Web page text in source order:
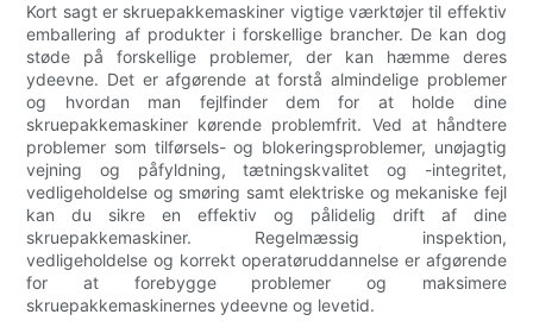
Kort sagt er skruepakkemaskiner vigtige værktøjer til effektiv
emballering af produkter i forskellige brancher. De kan dog
støde på forskellige problemer, der kan hæmme deres
ydeevne. Det er afgørende at forstå almindelige problemer
og hvordan man fejlfinder dem for at holde dine
skruepakkemaskiner kørende problemfrit. Ved at håndtere
problemer som tilførsels- og blokeringsproblemer, unøjagtig
vejning og påfyldning, tætningskvalitet og -integritet,
vedligeholdelse og smøring samt elektriske og mekaniske fejl
kan du sikre en effektiv og pålidelig drift af dine
skruepakkemaskiner. Regelmæssig inspektion,
vedligeholdelse og korrekt operatøruddannelse er afgørende
for at forebygge problemer og maksimere
skruepakkemaskinernes ydeevne og levetid.